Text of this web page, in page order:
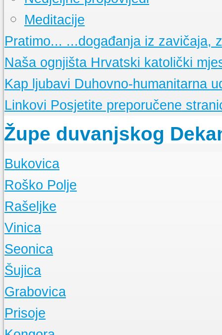
Meditacije
Pratimo... ...događanja iz zavičaja,
Naša ognjišta Hrvatski katolički
Kap ljubavi Duhovno-humanitarna
Linkovi Posjetite preporučene
Župe duvanjskog
Bukovica
O Župi
Događanja
Roško Polje
O Župi
Događanja
Rašeljke
O Župi
Događanja
Vinica
O Župi
Događanja
Seonica
O Župi
Događanja
Šujica
O Župi
Događanja
Grabovica
O Župi
Događanja
Prisoje